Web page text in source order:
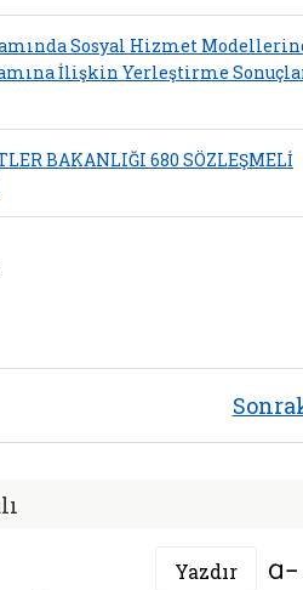
Sosyal Hizmet
İlişkin Yerleştirme
BAKANLIĞI 680 SÖZLEŞMELİ
Yazdır